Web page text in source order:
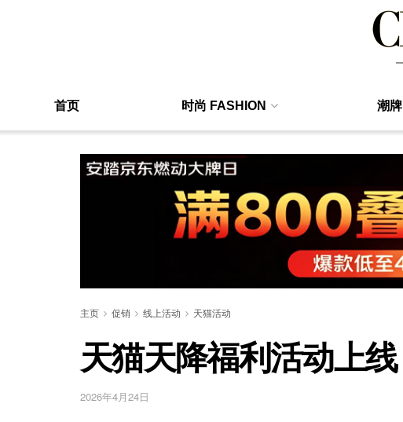
首页 时尚 FASHION 潮牌
主页 促销 线上活动 天猫活动
天猫天降福利活动上线
2026年4月24日